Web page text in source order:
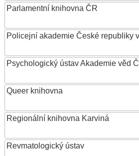
Parlamentní knihovna ČR
Policejní akademie České republiky
Psychologický ústav Akademie věd
Queer knihovna
Regionální knihovna Karviná
Revmatologický ústav